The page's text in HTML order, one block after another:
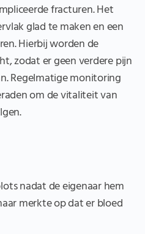
fracturen. Het
glad te maken en een
Hierbij worden de
zodat er geen verdere pijn
Regelmatige monitoring
om de vitaliteit van
nadat de eigenaar hem
merkte op dat er bloed